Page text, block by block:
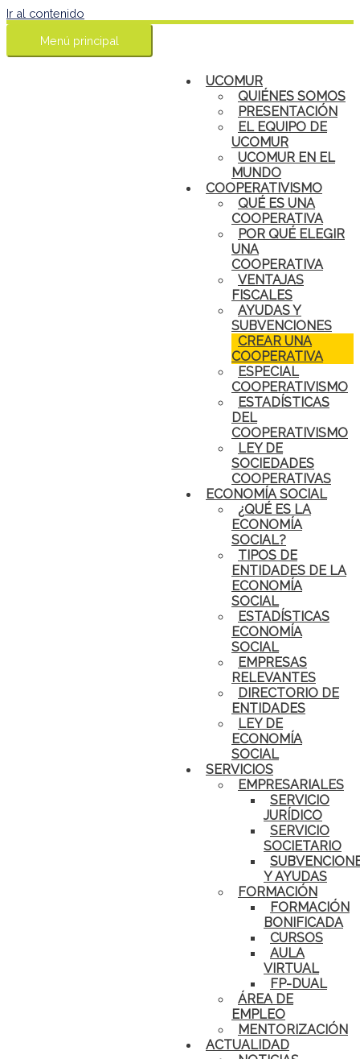
Ir al contenido
Menú principal
UCOMUR
QUIÉNES SOMOS
PRESENTACIÓN
EL EQUIPO DE
UCOMUR
UCOMUR EN EL
MUNDO
COOPERATIVISMO
QUÉ ES UNA
COOPERATIVA
POR QUÉ ELEGIR
UNA
COOPERATIVA
VENTAJAS
FISCALES
AYUDAS Y
SUBVENCIONES
CREAR UNA
COOPERATIVA
ESPECIAL
COOPERATIVISMO
ESTADÍSTICAS
DEL
COOPERATIVISMO
LEY DE
SOCIEDADES
COOPERATIVAS
ECONOMÍA SOCIAL
¿QUÉ ES LA
ECONOMÍA
SOCIAL?
TIPOS DE
ENTIDADES DE LA
ECONOMÍA
SOCIAL
ESTADÍSTICAS
ECONOMÍA
SOCIAL
EMPRESAS
RELEVANTES
DIRECTORIO DE
ENTIDADES
LEY DE
ECONOMÍA
SOCIAL
SERVICIOS
EMPRESARIALES
SERVICIO
JURÍDICO
SERVICIO
SOCIETARIO
Y AYUDAS
FORMACIÓN
FORMACIÓN
BONIFICADA
CURSOS
AULA
VIRTUAL
FP-DUAL
ÁREA DE
EMPLEO
MENTORIZACIÓN
ACTUALIDAD